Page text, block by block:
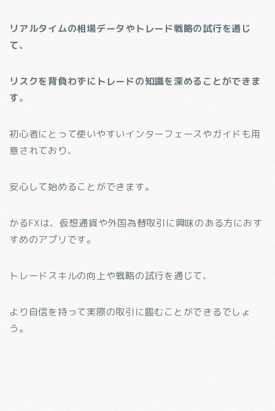
リアルタイムの相場データやトレード戦略の試行を通じ
て、
リスクを背負わずにトレードの知識を深めることができま
す。
初心者にとって使いやすいインターフェースやガイドも用
意されており、
安心して始めることができます。
かるFXは、仮想通貨や外国為替取引に興味のある方におす
すめのアプリです。
トレードスキルの向上や戦略の試行を通じて、
より自信を持って実際の取引に臨むことができるでしょ
う。